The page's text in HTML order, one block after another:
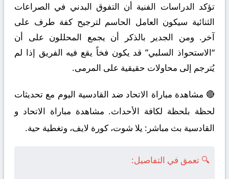
تؤكد الدراسات الفنية أن التفوق البدني في الصراعات
الثنائية سيكون العامل الحاسم لترجيح كفة طرف على
آخر. ومن الجدير بالذكر أن يجمع المحللون على أن
“الاستحواذ السلبي” قد يكون فخاً يقع فيه الفريق إذا لم
يُترجم إلى محاولات حقيقية على المرمى.
🔴 مشاهدة مباراة الاتحاد ضد القادسية اليوم مع تحديثات
لحظة بلحظة لكافة الأحداث. مشاهدة مباراة الاتحاد و
القادسية بث مباشر: يلا شوت، كورة لايف، وتغطية حية.
🔍 تعمق في التفاصيل: